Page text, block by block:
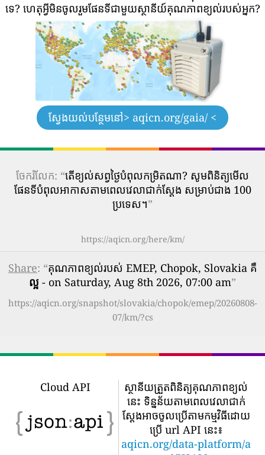
ទេ? ហេតុអ្វីមិនចូលរួមផែនទីជាមួយស្ថានីយ៍គុណភាពខ្យល់របស់អ្នក?
ស្វែងយល់បន្ថែមនៅ> aqicn.org/gaia/ <
ចែករំលែក: “តើ​ខ្យល់​សព្វថ្ងៃ​បំពុល​កម្រិត​ណា? សូមពិនិត្យមើល
ផែនទីបំពុលអាកាសតាមពេលវេលាជាក់ស្តែង សម្រាប់ជាង 100
ប្រទេស។”
https://aqicn.org/here/km/
Share: “គុណភាពខ្យល់របស់ EMEP, Chopok, Slovakia គឺ
ល្អ - on Saturday, Aug 8th 2026, 07:00 am”
https://aqicn.org/snapshot/slovakia/chopok/emep/20260808-
07/km/?cs
Cloud API
ស្ថានីយត្រួតពិនិត្យគុណភាពខ្យល់
នេះ ទិន្នន័យតាមពេលវេលាជាក់
ស្តែងអាចចូលប្រើតាមកម្មវិធីដោយ
ប្រើ url API នេះ៖
aqicn.org/data-platform/a